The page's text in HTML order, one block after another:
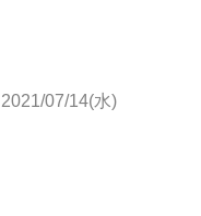
2021/07/14(水)